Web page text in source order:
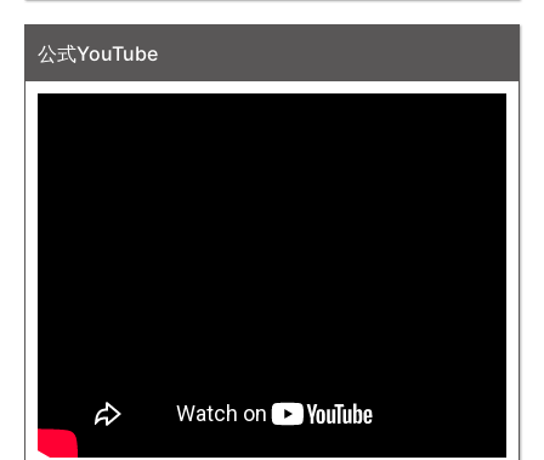
公式YouTube